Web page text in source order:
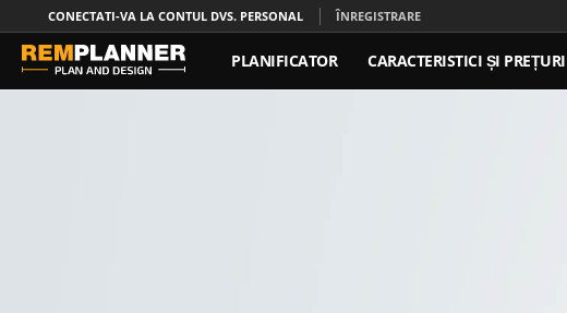
CONECTATI-VA LA CONTUL DVS. PERSONAL ÎNREGISTRARE
PLANIFICATOR CARACTERISTICI ȘI PREȚURI